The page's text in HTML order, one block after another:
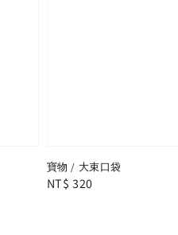
寶物 / 大束口袋
Regular
NT$ 320